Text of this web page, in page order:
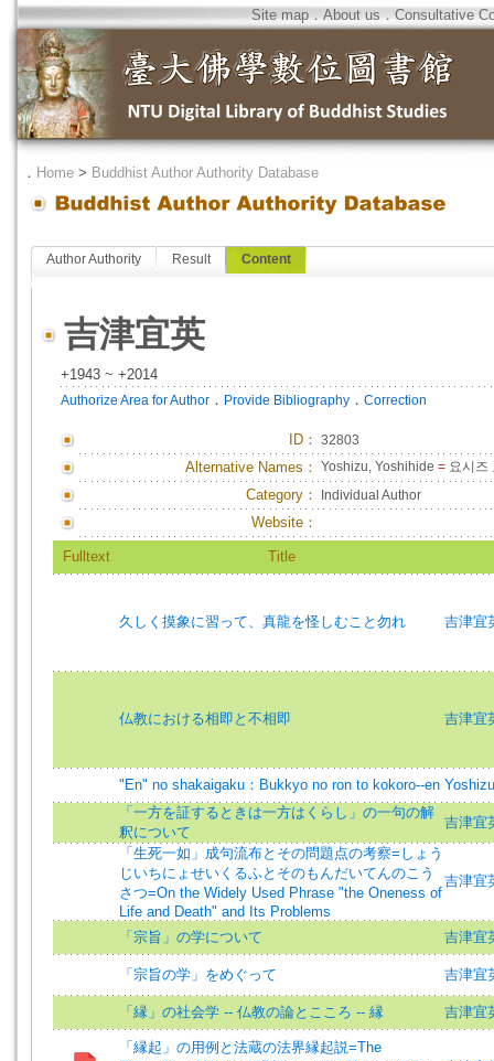
Site map．About us．Consultative
． Home > Buddhist Author Authority Database
Author Authority Result Content
吉津宜英
+1943 ~ +2014
Authorize Area for Author ． Provide Bibliography ． Correction
ID ： 32803
Alternative Names： Yoshizu, Yoshihide = 요시즈
Category： Individual Author
Website：
Fulltext Title
久しく摸象に習って、真龍を怪しむこと勿れ 吉津宜
仏教における相即と不相即 吉津宜
"En" no shakaigaku：Bukkyo no ron to kokoro--en
「一方を証するときは一方はくらし」の一句の解
釈について
吉津宜
「生死一如」成句流布とその問題点の考察=しょう
じいちにょせいくるふとそのもんだいてんのこう
さつ=On the Widely Used Phrase "the Oneness of
Life and Death" and Its Problems
吉津宜
「宗旨」の学について 吉津宜
「宗旨の学」をめぐって 吉津宜
「縁」の社会学 -- 仏教の論とこころ -- 縁 吉津宜
「縁起」の用例と法蔵の法界縁起説=The